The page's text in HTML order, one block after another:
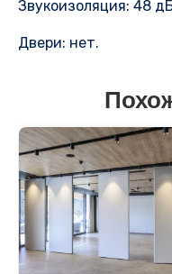
Звукоизоляция: 48
Двери: нет.